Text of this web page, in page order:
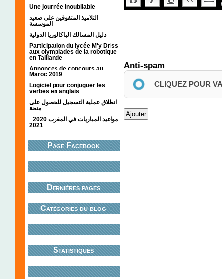
Une journée inoubliable
التلاميذ المتفوقين على صعيد
الموسسة
دليل المسالك الباكالوريا الدولية
Participation du lycée M'y Driss
aux olympiades de la robotique
en Taillande
Annonces de concours au
Maroc 2019
Logiciel pour conjuguer les
verbes en anglais
انطلاق عملية التسجيل للحصول على
منحة
2021
Page Facebook
Dernières pages
Catégories du blog
Statistiques
Anti-spam
CLIQUEZ POUR